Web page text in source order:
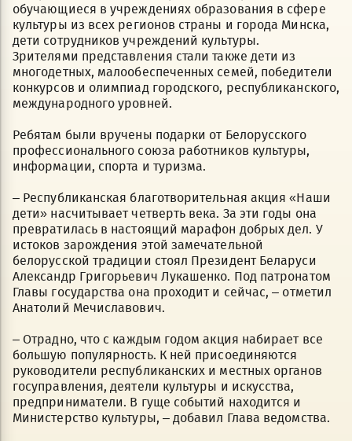
обучающиеся в учреждениях образования в сфере
культуры из всех регионов страны и города Минска,
дети сотрудников учреждений культуры.
Зрителями представления стали также дети из
многодетных, малообеспеченных семей, победители
конкурсов и олимпиад городского, республиканского,
международного уровней.
Ребятам были вручены подарки от Белорусского
профессионального союза работников культуры,
информации, спорта и туризма.
– Республиканская благотворительная акция «Наши
дети» насчитывает четверть века. За эти годы она
превратилась в настоящий марафон добрых дел. У
истоков зарождения этой замечательной
белорусской традиции стоял Президент Беларуси
Александр Григорьевич Лукашенко. Под патронатом
Главы государства она проходит и сейчас, – отметил
Анатолий Мечиславович.
– Отрадно, что с каждым годом акция набирает все
большую популярность. К ней присоединяются
руководители республиканских и местных органов
госуправления, деятели культуры и искусства,
предприниматели. В гуще событий находится и
Министерство культуры, – добавил Глава ведомства.